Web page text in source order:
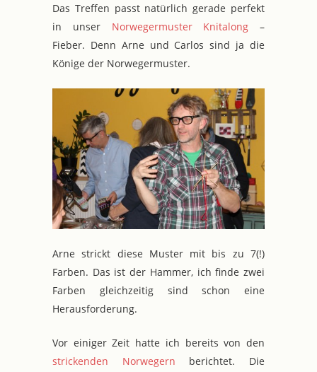
Das Treffen passt natürlich gerade perfekt
in unser Norwegermuster Knitalong –
Fieber. Denn Arne und Carlos sind ja die
Könige der Norwegermuster.
Arne strickt diese Muster mit bis zu 7(!)
Farben. Das ist der Hammer, ich finde zwei
Farben gleichzeitig sind schon eine
Herausforderung.
Vor einiger Zeit hatte ich bereits von den
strickenden Norwegern berichtet. Die